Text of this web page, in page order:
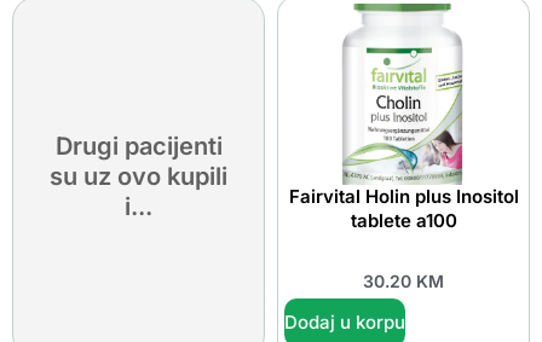
Drugi pacijenti
su uz ovo kupili
i...
Fairvital Holin plus Inositol
tablete a100
30.20 KM
Dodaj u korpu